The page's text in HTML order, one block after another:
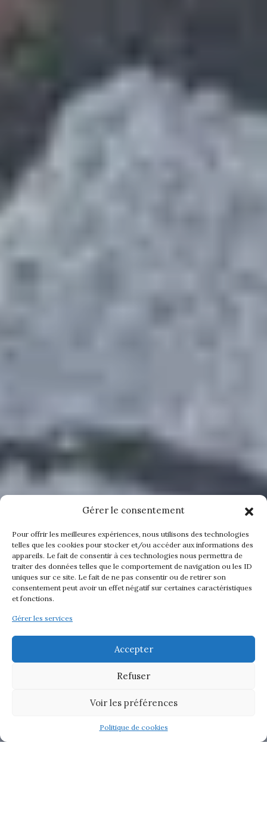
Gérer le consentement
Pour offrir les meilleures expériences, nous utilisons des technologies
telles que les cookies pour stocker et/ou accéder aux informations des
appareils. Le fait de consentir à ces technologies nous permettra de
traiter des données telles que le comportement de navigation ou les ID
uniques sur ce site. Le fait de ne pas consentir ou de retirer son
consentement peut avoir un effet négatif sur certaines caractéristiques
et fonctions.
Gérer les services
Accepter
Refuser
Voir les préférences
Politique de cookies